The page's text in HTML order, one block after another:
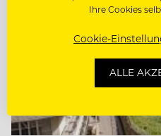
Ihre Cookies
Cookie-
ALLE